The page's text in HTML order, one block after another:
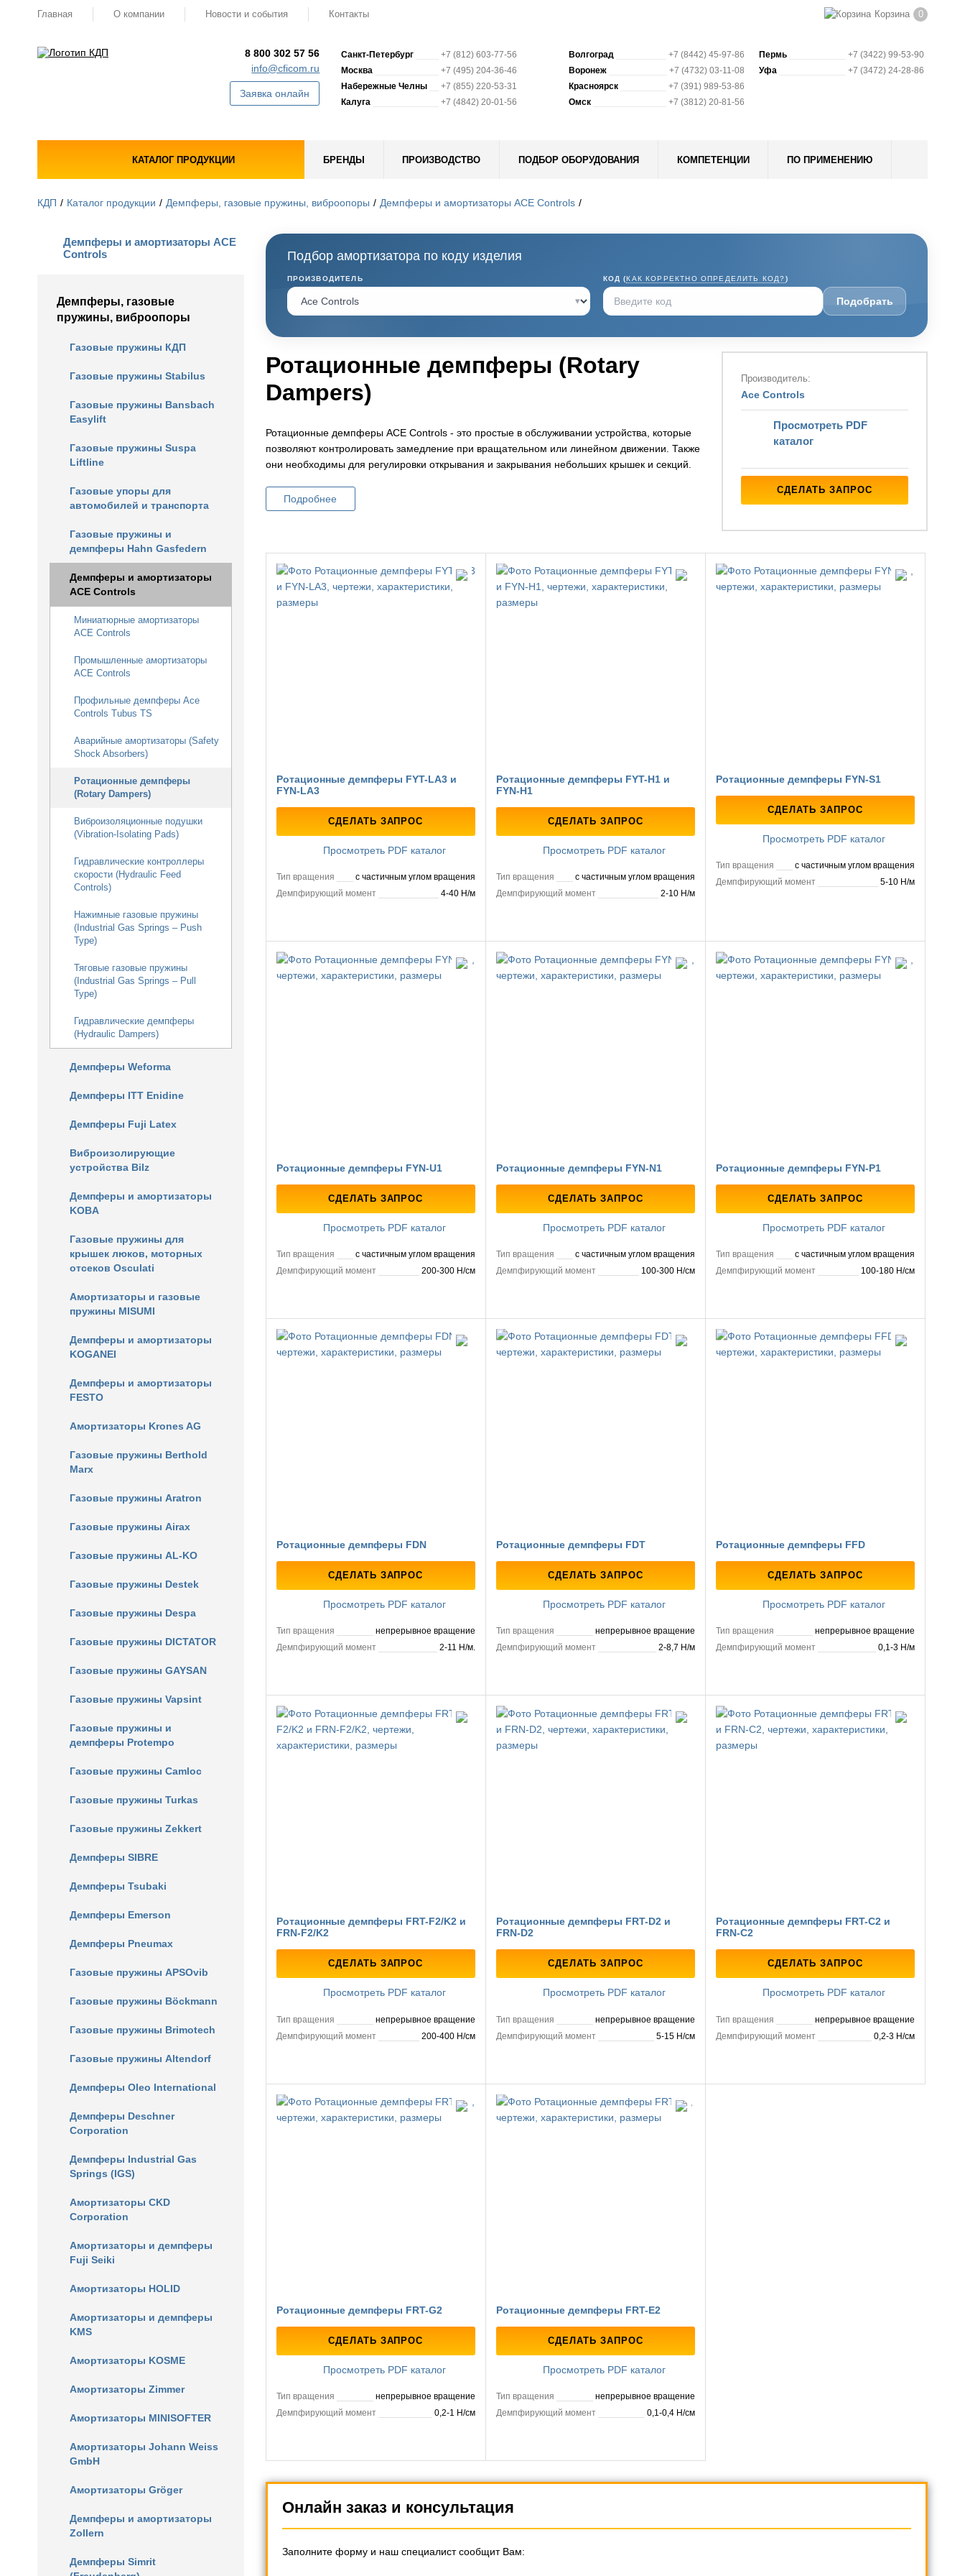
Главная О компании Новости и события Контакты Корзина 0
8 800 302 57 56
info@cficom.ru
Заявка онлайн
Санкт-Петербург
+7 (812) 603-77-56
Москва
+7 (495) 204-36-46
Набережные Челны
+7 (855) 220-53-31
Калуга
+7 (4842) 20-01-56
Волгоград
+7 (8442) 45-97-86
Воронеж
+7 (4732) 03-11-08
Красноярск
+7 (391) 989-53-86
Омск
+7 (3812) 20-81-56
Пермь
+7 (3422) 99-53-90
Уфа
+7 (3472) 24-28-86
КАТАЛОГ ПРОДУКЦИИ БРЕНДЫ ПРОИЗВОДСТВО ПОДБОР ОБОРУДОВАНИЯ КОМПЕТЕНЦИИ ПО ПРИМЕНЕНИЮ
КДП Каталог продукции Демпферы, газовые пружины, виброопоры Демпферы и амортизаторы ACE Controls
Демпферы и амортизаторы ACE
Controls
Демпферы, газовые
пружины, виброопоры
Газовые пружины КДП
Газовые пружины Stabilus
Газовые пружины Bansbach
Easylift
Газовые пружины Suspa
Liftline
Газовые упоры для
автомобилей и транспорта
Газовые пружины и
демпферы Hahn Gasfedern
Демпферы и амортизаторы
ACE Controls
Миниатюрные амортизаторы
ACE Controls
Промышленные амортизаторы
ACE Controls
Профильные демпферы Ace
Controls Tubus TS
Аварийные амортизаторы (Safety
Shock Absorbers)
Ротационные демпферы
(Rotary Dampers)
Виброизоляционные подушки
(Vibration-Isolating Pads)
Гидравлические контроллеры
скорости (Hydraulic Feed
Controls)
Нажимные газовые пружины
(Industrial Gas Springs – Push
Type)
Тяговые газовые пружины
(Industrial Gas Springs – Pull
Type)
Гидравлические демпферы
(Hydraulic Dampers)
Демпферы Weforma
Демпферы ITT Enidine
Демпферы Fuji Latex
Виброизолирующие
устройства Bilz
Демпферы и амортизаторы
KOBA
Газовые пружины для
крышек люков, моторных
отсеков Osculati
Амортизаторы и газовые
пружины MISUMI
Демпферы и амортизаторы
KOGANEI
Демпферы и амортизаторы
FESTO
Амортизаторы Krones AG
Газовые пружины Berthold
Marx
Газовые пружины Aratron
Газовые пружины Airax
Газовые пружины AL-KO
Газовые пружины Destek
Газовые пружины Despa
Газовые пружины DICTATOR
Газовые пружины GAYSAN
Газовые пружины Vapsint
Газовые пружины и
демпферы Protempo
Газовые пружины Camloc
Газовые пружины Turkas
Газовые пружины Zekkert
Демпферы SIBRE
Демпферы Tsubaki
Демпферы Emerson
Демпферы Pneumax
Газовые пружины APSOvib
Газовые пружины Böckmann
Газовые пружины Brimotech
Газовые пружины Altendorf
Демпферы Oleo International
Демпферы Deschner
Corporation
Демпферы Industrial Gas
Springs (IGS)
Амортизаторы CKD
Corporation
Амортизаторы и демпферы
Fuji Seiki
Амортизаторы HOLID
Амортизаторы и демпферы
KMS
Амортизаторы KOSME
Амортизаторы Zimmer
Амортизаторы MINISOFTER
Амортизаторы Johann Weiss
GmbH
Амортизаторы Gröger
Демпферы и амортизаторы
Zollern
Демпферы Simrit
Подбор амортизатора по коду изделия
ПРОИЗВОДИТЕЛЬ
▾
КОД (КАК КОРРЕКТНО ОПРЕДЕЛИТЬ КОД? )
Подобрать
Ротационные демпферы (Rotary
Dampers)
Ротационные демпферы ACE Controls - это простые в обслуживании устройства, которые
позволяют контролировать замедление при вращательном или линейном движении. Также
они необходимы для регулировки открывания и закрывания небольших крышек и секций.
Подробнее
Производитель:
Ace Controls
Просмотреть PDF
каталог
СДЕЛАТЬ ЗАПРОС
Ротационные демпферы FYT-LA3 и
FYN-LA3
СДЕЛАТЬ ЗАПРОС
Просмотреть PDF каталог
Тип вращения
с частичным углом вращения
Демпфирующий момент
4-40 Н/м
Ротационные демпферы FYT-H1 и
FYN-H1
СДЕЛАТЬ ЗАПРОС
Просмотреть PDF каталог
Тип вращения
с частичным углом вращения
Демпфирующий момент
2-10 Н/м
Ротационные демпферы FYN-S1
СДЕЛАТЬ ЗАПРОС
Просмотреть PDF каталог
Тип вращения
с частичным углом вращения
Демпфирующий момент
5-10 Н/м
Ротационные демпферы FYN-U1
СДЕЛАТЬ ЗАПРОС
Просмотреть PDF каталог
Тип вращения
с частичным углом вращения
Демпфирующий момент
200-300 Н/см
Ротационные демпферы FYN-N1
СДЕЛАТЬ ЗАПРОС
Просмотреть PDF каталог
Тип вращения
с частичным углом вращения
Демпфирующий момент
100-300 Н/см
Ротационные демпферы FYN-P1
СДЕЛАТЬ ЗАПРОС
Просмотреть PDF каталог
Тип вращения
с частичным углом вращения
Демпфирующий момент
100-180 Н/см
Ротационные демпферы FDN
СДЕЛАТЬ ЗАПРОС
Просмотреть PDF каталог
Тип вращения
непрерывное вращение
Демпфирующий момент
2-11 Н/м.
Ротационные демпферы FDT
СДЕЛАТЬ ЗАПРОС
Просмотреть PDF каталог
Тип вращения
непрерывное вращение
Демпфирующий момент
2-8,7 Н/м
Ротационные демпферы FFD
СДЕЛАТЬ ЗАПРОС
Просмотреть PDF каталог
Тип вращения
непрерывное вращение
Демпфирующий момент
0,1-3 Н/м
Ротационные демпферы FRT-F2/K2 и
FRN-F2/K2
СДЕЛАТЬ ЗАПРОС
Просмотреть PDF каталог
Тип вращения
непрерывное вращение
Демпфирующий момент
200-400 Н/см
Ротационные демпферы FRT-D2 и
FRN-D2
СДЕЛАТЬ ЗАПРОС
Просмотреть PDF каталог
Тип вращения
непрерывное вращение
Демпфирующий момент
5-15 Н/см
Ротационные демпферы FRT-C2 и
FRN-C2
СДЕЛАТЬ ЗАПРОС
Просмотреть PDF каталог
Тип вращения
непрерывное вращение
Демпфирующий момент
0,2-3 Н/см
Ротационные демпферы FRT-G2
СДЕЛАТЬ ЗАПРОС
Просмотреть PDF каталог
Тип вращения
непрерывное вращение
Демпфирующий момент
0,2-1 Н/см
Ротационные демпферы FRT-E2
СДЕЛАТЬ ЗАПРОС
Просмотреть PDF каталог
Тип вращения
непрерывное вращение
Демпфирующий момент
0,1-0,4 Н/см
Онлайн заказ и консультация
Заполните форму и наш специалист сообщит Вам: